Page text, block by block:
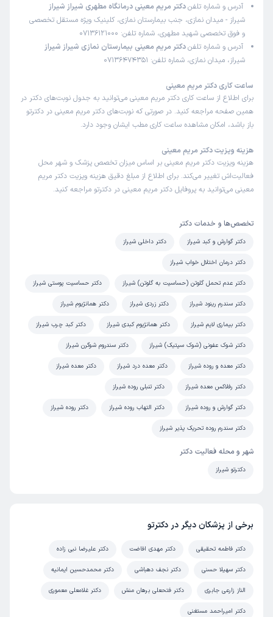
آدرس و شماره تلفندکتر مریم معینی درمانگاه مطهری شیراز شیراز
شیراز - میدان نمازی، جنب بیمارستان نمازی، کلینیک ویژه مستقل تخصصی
و فوق تخصصی شهید مطهری، شماره تلفن: 07136121000
آدرس و شماره تلفندکتر مریم معینی بیمارستان نمازی شیراز شیراز
شیراز، میدان نمازی، شماره تلفن: 07136474351
ساعت کاری دکتر مریم معینی
برای اطلاع از ساعت کاری دکتر مریم معینی می‌توانید به جدول نوبت‌های دکتر در
همین صفحه مراجعه کنید. در صورتی که نوبت‌های دکتر مریم معینی در دکترتو
باز باشد، امکان مشاهده ساعت کاری مطب ایشان وجود دارد.
هزینه ویزیت دکتر مریم معینی
هزینه ویزیت دکتر مریم معینی بر اساس میزان تخصص پزشک و شهر محل
فعالیت‌اش تغییر می‌کند. برای اطلاع از مبلغ دقیق هزینه ویزیت دکتر مریم
معینی می‌توانید به پروفایل دکتر مریم معینی در دکترتو مراجعه کنید.
تخصص‌ها و خدمات دکتر
دکتر گوارش و کبد شیراز دکتر داخلی شیراز
دکتر درمان اختلال خواب شیراز
دکتر عدم تحمل گلوتن (حساسیت به گلوتن) شیراز دکتر حساسیت پوستی شیراز
دکتر سندرم رینود شیراز دکتر زردی شیراز دکتر همانژیوم شیراز
دکتر بیماری لایم شیراز دکتر همانژیوم کبدی شیراز دکتر کبد چرب شیراز
دکتر شوک عفونی (شوک سپتیک) شیراز دکتر سندروم شوگرن شیراز
دکتر معده و روده شیراز دکتر معده درد شیراز دکتر معده شیراز
دکتر رفلاکس معده شیراز دکتر تنبلی روده شیراز
دکتر گوارش و روده شیراز دکتر التهاب روده شیراز دکتر روده شیراز
دکتر سندرم روده تحریک پذیر شیراز
شهر و محله فعالیت دکتر
دکترتو شیراز
برخی از پزشکان دیگر در دکترتو
دکتر فاطمه تحقیقی دکتر مهدی افاضت دکتر علیرضا نبی زاده
دکتر سهیلا حسنی دکتر نجف دهباشی دکتر محمدحسین ایمانیه
الناز زارعی جابری دکتر فتحعلی برهان منش دکتر غلامعلی معموری
دکتر امیراحمد مستغنی